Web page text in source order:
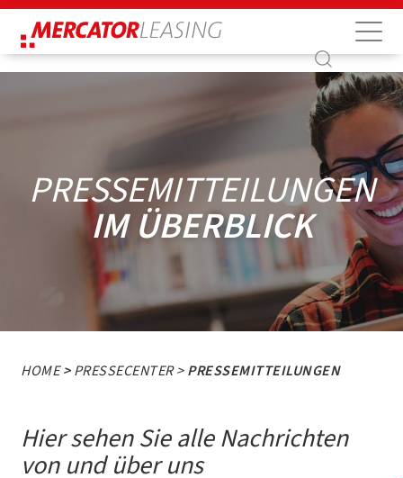
PRESSEMITTEILUNGEN
IM ÜBERBLICK
HOME>PRESSECENTER >PRESSEMITTEILUNGEN
Hier sehen Sie alle Nachrichten
von und über uns